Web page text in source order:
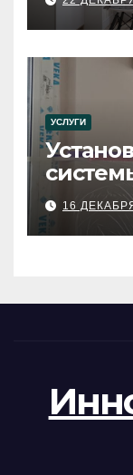
УСЛУГИ
16